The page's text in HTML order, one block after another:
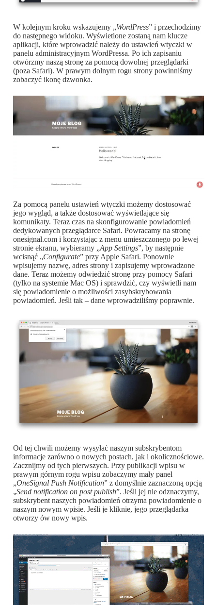
W kolejnym kroku wskazujemy „WordPress” i przechodzimy
do następnego widoku. Wyświetlone zostaną nam klucze
aplikacji, które wprowadzić należy do ustawień wtyczki w
panelu administracyjnym WordPressa. Po ich zapisaniu
otwórzmy naszą stronę za pomocą dowolnej przeglądarki
(poza Safari). W prawym dolnym rogu strony powinniśmy
zobaczyć ikonę dzwonka.
Za pomocą panelu ustawień wtyczki możemy dostosować
jego wygląd, a także dostosować wyświetlające się
komunikaty. Teraz czas na skonfigurowanie powiadomień
dedykowanych przeglądarce Safari. Powracamy na stronę
onesignal.com i korzystając z menu umieszczonego po lewej
stronie ekranu, wybieramy „App Settings”, by następnie
wcisnąć „Configurate” przy Apple Safari. Ponownie
wpisujemy nazwę, adres strony i zapisujemy wprowadzone
dane. Teraz możemy odwiedzić stronę przy pomocy Safari
(tylko na systemie Mac OS) i sprawdzić, czy wyświetli nam
się powiadomienie o możliwości zasybskrybowania
powiadomień. Jeśli tak – dane wprowadziliśmy poprawnie.
Od tej chwili możemy wysyłać naszym subskrybentom
informacje zarówno o nowych postach, jak i okolicznościowe.
Zacznijmy od tych pierwszych. Przy publikacji wpisu w
prawym górnym rogu wpisu zobaczymy mały panel
„OneSignal Push Notification” z domyślnie zaznaczoną opcją
„Send notification on post publish”. Jeśli jej nie odznaczymy,
subskrybent naszych powiadomień otrzyma powiadomienie o
naszym nowym wpisie. Jeśli je kliknie, jego przeglądarka
otworzy ów nowy wpis.